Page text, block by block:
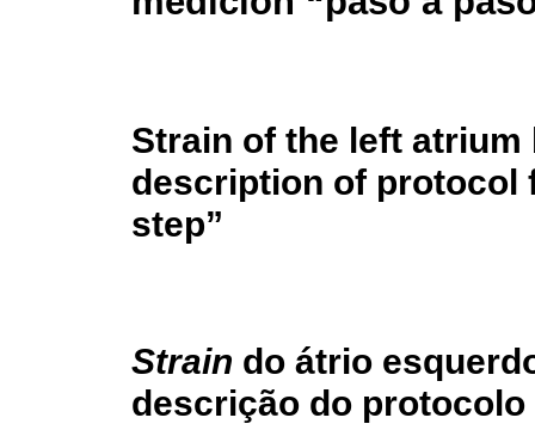
Strain of the left
description of protocol
step”
Strain do átrio
descrição do protocolo